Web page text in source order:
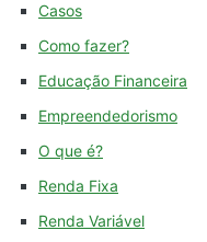
Casos
Como fazer?
Educação Financeira
Empreendedorismo
O que é?
Renda Fixa
Renda Variável